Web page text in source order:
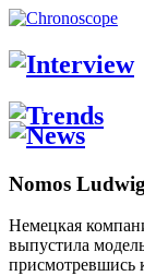
Nomos
Немецкая
выпустила
присмотревшись